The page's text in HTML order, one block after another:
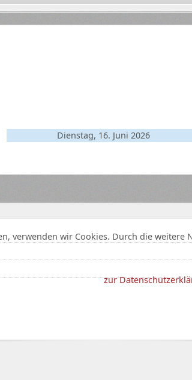
Dienstag, 16. Juni 2026
verwenden wir Cookies. Durch die
zur